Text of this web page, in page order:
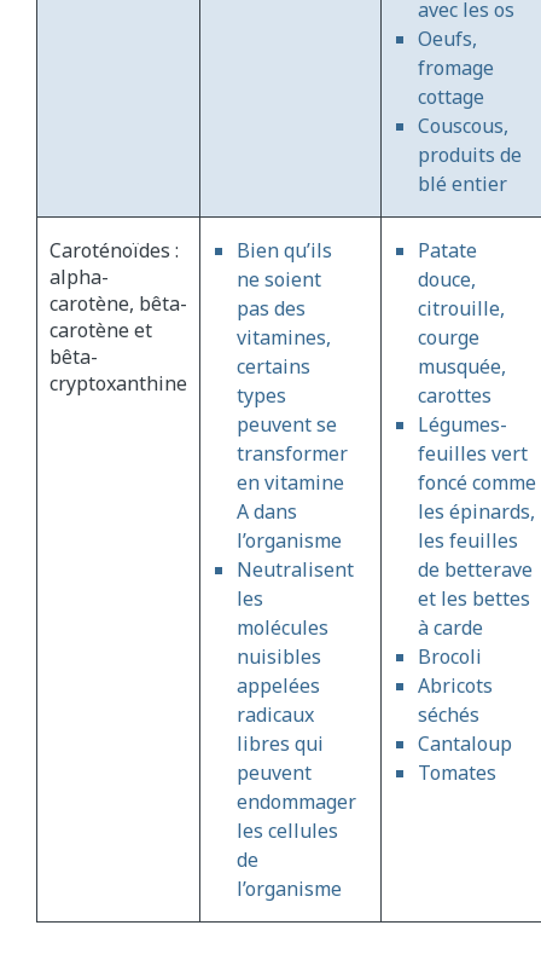
avec les os
Oeufs,
fromage
cottage
Couscous,
produits de
blé entier
Caroténoïdes :
alpha-
carotène, bêta-
carotène et
bêta-
cryptoxanthine
Bien qu’ils
ne soient
pas des
vitamines,
certains
types
peuvent se
transformer
en vitamine
A dans
l’organisme
Neutralisent
les
molécules
nuisibles
appelées
radicaux
libres qui
peuvent
endommager
les cellules
de
l’organisme
Patate
douce,
citrouille,
courge
musquée,
carottes
Légumes-
feuilles vert
foncé comme
les épinards,
les feuilles
de betterave
et les bettes
à carde
Brocoli
Abricots
séchés
Cantaloup
Tomates